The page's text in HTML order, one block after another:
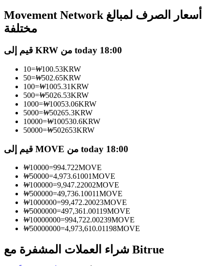
كن متداول نسخ
استمتع بتقاسم الأرباح وعمولات نسخ التداول
معلومة
تحليل البيانات الضخمة بما في ذلك المعلومات التجارية، وما
إلى ذلك.
Movement Network أسعار الصرف لمبالغ
مختلفة
قيم إلى KRW من today 18:00
10=₩100.53KRW
50=₩502.65KRW
100=₩1005.31KRW
500=₩5026.53KRW
1000=₩10053.06KRW
5000=₩50265.3KRW
10000=₩100530.6KRW
50000=₩502653KRW
قيم إلى MOVE من today 18:00
₩10000=994.722MOVE
₩50000=4,973.61001MOVE
₩100000=9,947.22002MOVE
₩500000=49,736.10011MOVE
₩1000000=99,472.20023MOVE
₩5000000=497,361.00119MOVE
₩10000000=994,722.00239MOVE
₩50000000=4,973,610.01198MOVE
شراء العملات المشفرة مع Bitrue